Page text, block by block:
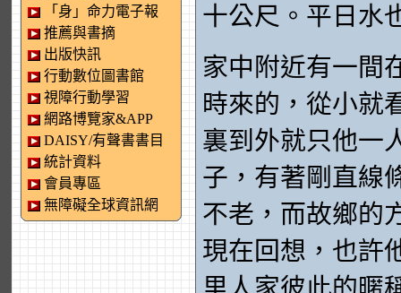
「身」命力電子報
推薦與書摘
出版快訊
行動數位圖書館
視障行動學習
網路博覽家&APP
DAISY/有聲書書目
統計資料
會員專區
無障礙全球資訊網
十公尺。平日水
家中附近有一間
時來的，從小就
裏到外就只他一
子，有著剛直線
不老，而故鄉的
現在回想，也許